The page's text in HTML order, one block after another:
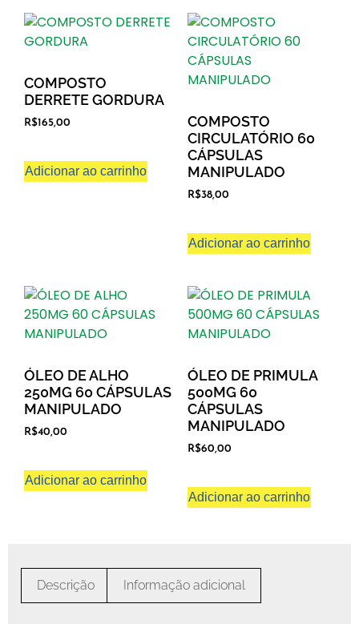
COMPOSTO
DERRETE GORDURA
R$165,00
Adicionar ao carrinho
COMPOSTO
CIRCULATÓRIO 60
CÁPSULAS
MANIPULADO
R$38,00
Adicionar ao carrinho
ÓLEO DE ALHO
250MG 60 CÁPSULAS
MANIPULADO
R$40,00
Adicionar ao carrinho
ÓLEO DE PRIMULA
500MG 60
CÁPSULAS
MANIPULADO
R$60,00
Adicionar ao carrinho
Descrição Informação adicional